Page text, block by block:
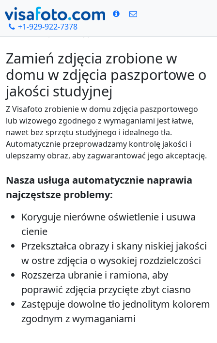
+1-929-922-7378
Dom Poprawić zdjęcie
Zamień zdjęcia zrobione w
domu w zdjęcia paszportowe o
jakości studyjnej
Z Visafoto zrobienie w domu zdjęcia paszportowego
lub wizowego zgodnego z wymaganiami jest łatwe,
nawet bez sprzętu studyjnego i idealnego tła.
Automatycznie przeprowadzamy kontrolę jakości i
ulepszamy obraz, aby zagwarantować jego akceptację.
Nasza usługa automatycznie naprawia
najczęstsze problemy:
Koryguje nierówne oświetlenie i usuwa
cienie
Przekształca obrazy i skany niskiej jakości
w ostre zdjęcia o wysokiej rozdzielczości
Rozszerza ubranie i ramiona, aby
poprawić zdjęcia przycięte zbyt ciasno
Zastępuje dowolne tło jednolitym kolorem
zgodnym z wymaganiami